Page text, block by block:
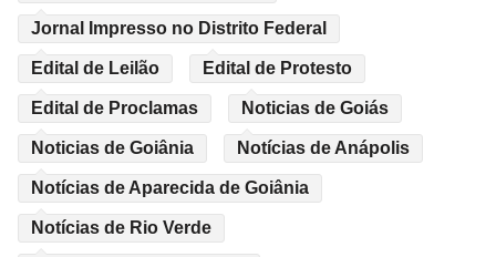
Jornal Impresso no Distrito Federal
Edital de Leilão Edital de Protesto
Edital de Proclamas Noticias de Goiás
Noticias de Goiânia Notícias de Anápolis
Notícias de Aparecida de Goiânia
Notícias de Rio Verde